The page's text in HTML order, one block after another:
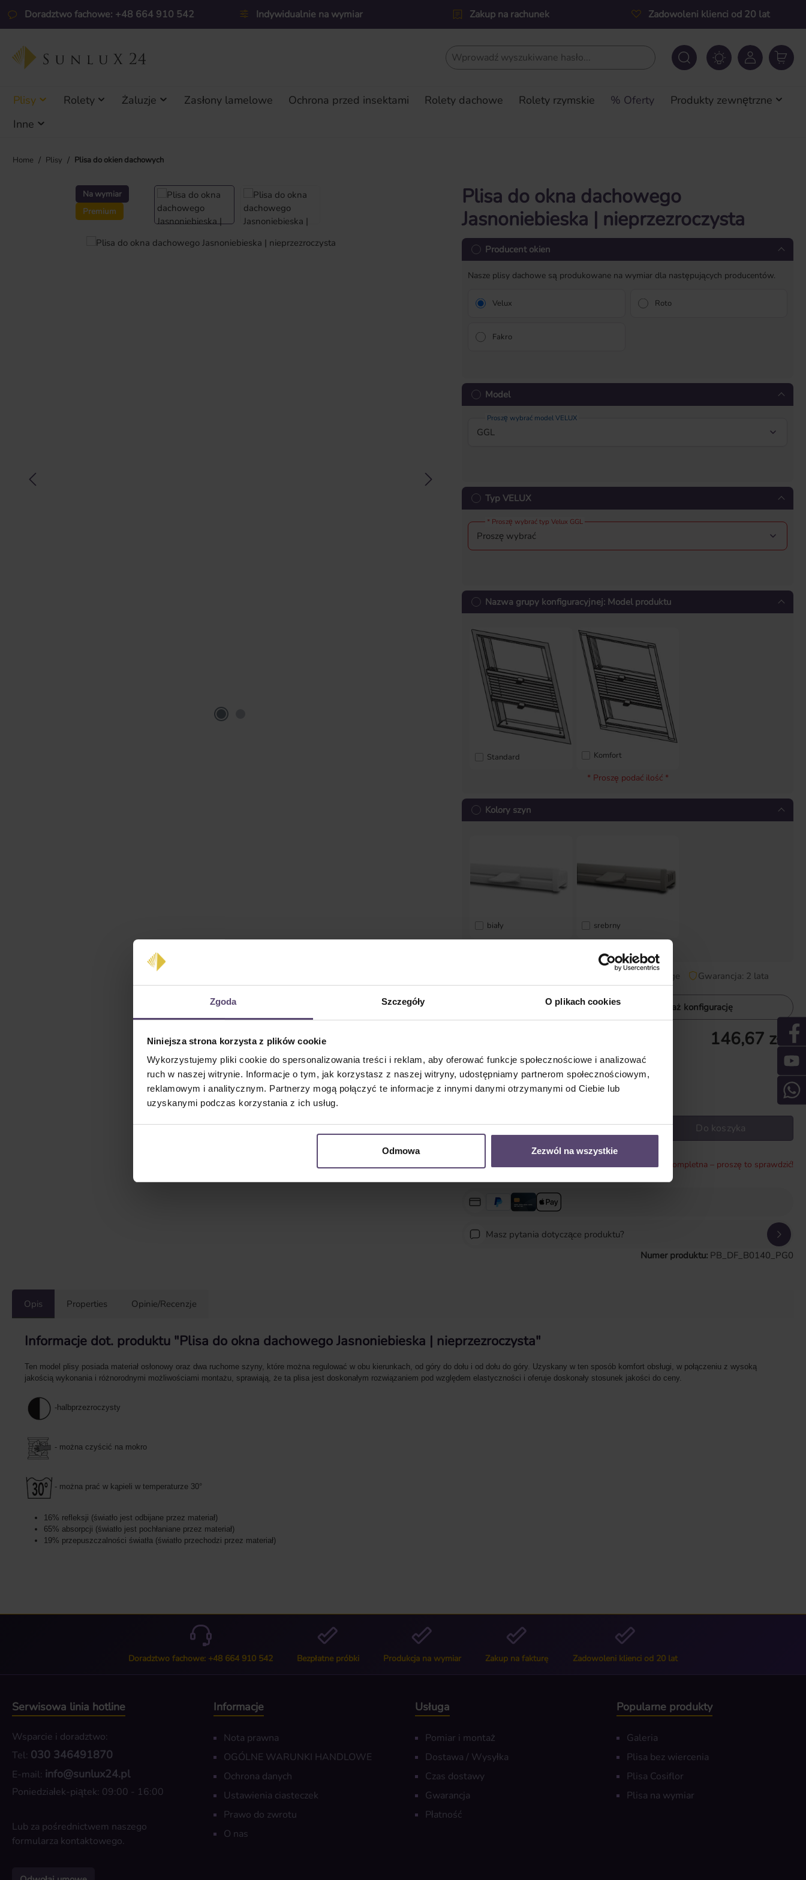
Zgoda Szczegóły O plikach cookies
Niniejsza strona korzysta z plików cookie
Wykorzystujemy pliki cookie do spersonalizowania treści i reklam, aby oferować funkcje społecznościowe i analizować
ruch w naszej witrynie. Informacje o tym, jak korzystasz z naszej witryny, udostępniamy partnerom społecznościowym,
reklamowym i analitycznym. Partnerzy mogą połączyć te informacje z innymi danymi otrzymanymi od Ciebie lub
uzyskanymi podczas korzystania z ich usług.
Odmowa Zezwól na wszystkie
do głównej zawartości
Przejdź do wyszukiwania
Przejdź do głównej nawigacji
Doradztwo fachowe: +48 664 910 542 Indywidualnie na wymiar Zakup na rachunek Zadowoleni klienci od 20 lat
Plisy Rolety Żaluzje Zasłony lamelowe Ochrona przed insektami Rolety dachowe Rolety rzymskie % Oferty
Produkty zewnętrzne
Inne
Home / Plisy / Plisa do okien dachowych
Na wymiar
Premium
Pomiń galerię zdjęć
Plisa do okna dachowego
Jasnoniebieska | nieprzezroczysta
Producent okien
Nasze plisy dachowe są produkowane na wymiar dla następujących producentów.
Velux Roto
Fakro
Model
Proszę wybrać model VELUX
Typ VELUX
* Proszę wybrać typ Velux GGL
Nazwa grupy konfiguracyjnej: Model produktu
Standard Komfort
* Proszę podać ilość *
Kolory szyn
biały srebrny
czas dostawy: 2-5 Tage Gwarancja: 2 lata
Udostępnij link Pokaż konfigurację
146,67 zł *
Ceny z VAT plus koszty wysyłki
czas dostawy: 2-5 Tage Gwarancja: 2 lata
Do koszyka
* Konfiguracja jest niekompletna – proszę to sprawdzić!
Masz pytania dotyczące produktu?
Numer produktu: PB_DF_B0140_PG0
Opis Properties Opinie/Recenzje
Informacje dot. produktu "Plisa do okna dachowego Jasnoniebieska | nieprzezroczysta"
Ten model plisy posiada materiał osłonowy oraz dwa ruchome szyny, które można regulować w obu kierunkach, od góry do dołu i od dołu do góry. Uzyskany w ten sposób komfort obsługi, w połączeniu z wysoką
jakością wykonania i różnorodnymi możliwościami montażu, sprawiają, że ta plisa jest doskonałym rozwiązaniem pod względem elastyczności i oferuje doskonały stosunek jakości do ceny.
-halbprzezroczysty
- można czyścić na mokro
- można prać w kąpieli w temperaturze 30°
16% refleksji (światło jest odbijane przez materiał)
65% absorpcji (światło jest pochłaniane przez materiał)
19% przepuszczalności światła (światło przechodzi przez materiał)
Doradztwo fachowe: +48 664 910 542 Bezpłatne próbki Produkcja na wymiar Zakup na fakturę Zadowoleni klienci od 20 lat
Serwisowa linia hotline
Wsparcie i doradztwo:
Tel: 030 346491870
E-mail: info@sunlux24.pl
Poniedziałek-piątek: 09:00 - 16:00
Lub za pośrednictwem naszego
formularza kontaktowego.
Informacje
Nota prawna
OGÓLNE WARUNKI HANDLOWE
Ochrona danych
Ustawienia ciasteczek
Prawo do zwrotu
O nas
Usługa
Pomiar i montaż
Dostawa / Wysyłka
Czas dostawy
Gwarancja
Płatność
Popularne produkty
Galeria
Plisa bez wiercenia
Plisa Cosiflor
Plisa na wymiar